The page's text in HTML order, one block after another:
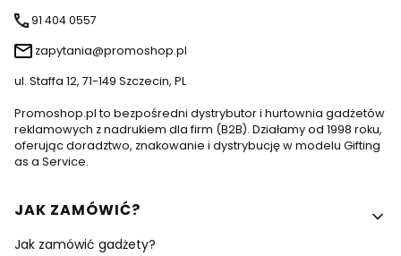
91 404 0557
zapytania@promoshop.pl
ul. Staffa 12, 71-149 Szczecin, PL
Promoshop.pl to bezpośredni dystrybutor i hurtownia gadżetów
reklamowych z nadrukiem dla firm (B2B). Działamy od 1998 roku,
oferując doradztwo, znakowanie i dystrybucję w modelu Gifting
as a Service.
Linki w stopce
JAK ZAMÓWIĆ?
Jak zamówić gadżety?